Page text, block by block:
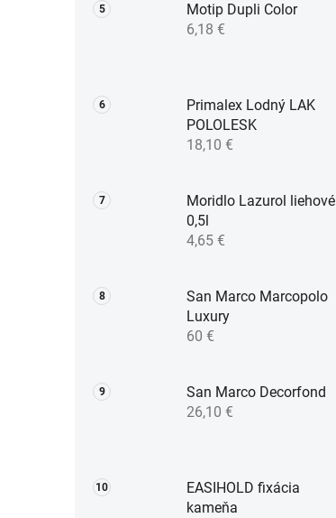
Motip Dupli Color
6,18 €
Primalex Lodný LAK
POLOLESK
18,10 €
Moridlo Lazurol liehové
0,5l
4,65 €
San Marco Marcopolo
Luxury
60 €
San Marco Decorfond
26,10 €
EASIHOLD fixácia
kameňa